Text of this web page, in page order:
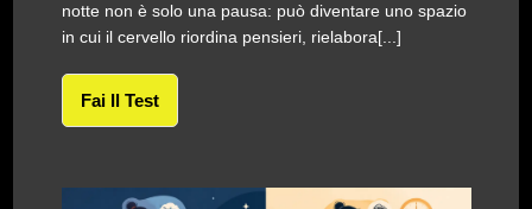
notte non è solo una pausa: può diventare uno spazio
in cui il cervello riordina pensieri, rielabora[...]
Fai Il Test